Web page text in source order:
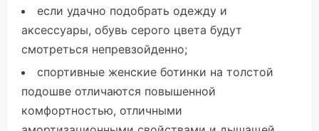
если удачно подобрать одежду и
аксессуары, обувь серого цвета будут
смотреться непревзойденно;
спортивные женские ботинки на толстой
подошве отличаются повышенной
комфортностью, отличными